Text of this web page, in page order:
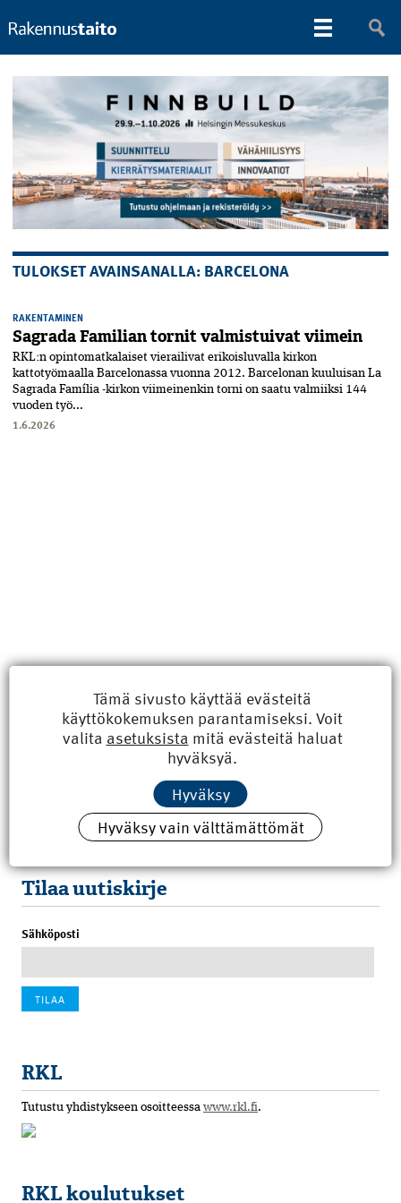
TULOKSET AVAINSANALLA: BARCELONA
RAKENTAMINEN
Sagrada Familian tornit valmistuivat viimein
RKL:n opintomatkalaiset vierailivat erikoisluvalla kirkon
kattotyömaalla Barcelonassa vuonna 2012. Barcelonan kuuluisan La
Sagrada Família -kirkon viimeinenkin torni on saatu valmiiksi­ 144
vuoden työ...
1.6.2026
Uusimmat
Kyberisku kiinteistötietoihin haittaisi energiarakentamista
100 vuotta sitten: Rajajoen uusi rautatiesilta
Tilaa uutiskirje
Sähköposti
RKL
Tutustu yhdistykseen osoitteessa www.rkl.fi.
RKL koulutukset
Tämä sivusto käyttää evästeitä
käyttökokemuksen parantamiseksi. Voit
valita asetuksista mitä evästeitä haluat
hyväksyä.
Hyväksy
Hyväksy vain välttämättömät